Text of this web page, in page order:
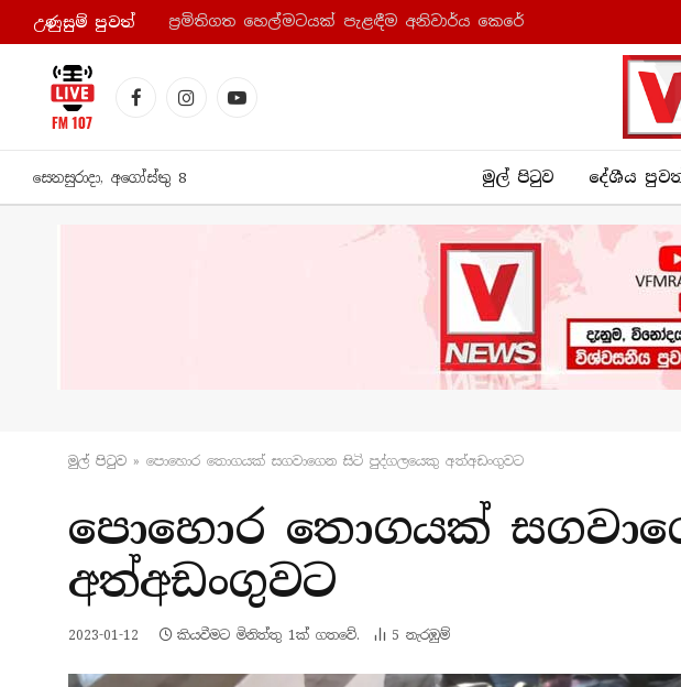
උණුසුම් පුව​ත් ප්‍රමිතිගත හෙල්මටයක් පැළඳීම අනිවාර්ය කෙරේ
FacebookInstagramYouTube
සෙනසුරාදා, අගෝස්තු 8 මුල් පිටුව දේශීය
මුල් පිටු​ව » පොහොර තොගයක් සගවාගෙන සිටි පුද්ගලයෙකු අත්අඩංගුවට
පොහොර තොගයක්
අත්අඩංගුවට
2023-01-12 කියවීමට මිනිත්තු 1ක් ගතවේ. 5 නැරඹු​ම්